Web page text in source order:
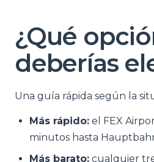
¿Qué
deberías
Una guía rápida según la
Más rápido: el FEX
minutos hasta
Más barato: cualquier